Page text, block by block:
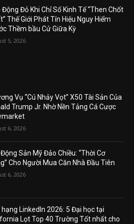
Động Đỏ Khi Chỉ Số Kinh Tế “Then Chốt
Thế Giới Phát Tín Hiệu Nguy Hiểm
Thềm bầu Cử Giữa Kỳ
5, 2026
Vụ “Cú Nhảy Vọt” X50 Tài Sản Của
Trump Jr. Nhờ Nền Tảng Cá Cược
6, 2026
Sản Mỹ Đảo Chiều: “Thời Cơ
Cho Người Mua Căn Nhà Đầu Tiên
6, 2026
hạng LinkedIn 2026: 5 Đại học tại
Lọt Top 40 Trường Tốt nhất cho